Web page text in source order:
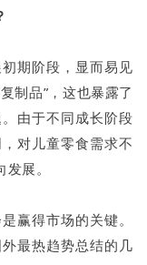
期阶段，显而易见
制品”，这也暴露了
由于不同成长阶段
对儿童零食需求不
发展。
赢得市场的关键。
最热趋势总结的几